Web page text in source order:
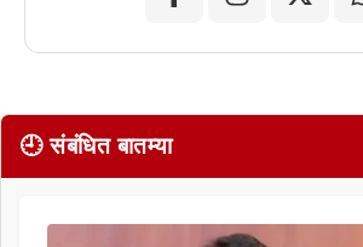
🕘 संबंधित बातम्या